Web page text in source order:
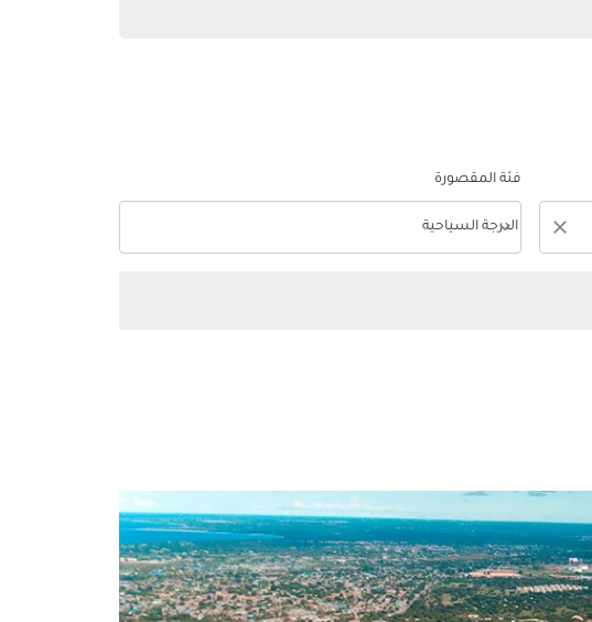
close
فئة المقصورة
فئة المقصورة option الدرجة السياحية Selected
الدرجة السياحية
keyboard_arrow_down